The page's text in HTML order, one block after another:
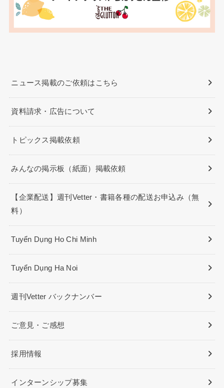
ニュース掲載のご依頼はこちら
資料請求・広告について
トピックス掲載依頼
みんなの掲示板（紙面）掲載依頼
【企業配送】週刊Vetter・書籍各種の配送お申込み（無
料）
Tuyển Dụng Ho Chi Minh
Tuyển Dụng Ha Noi
週刊Vetter バックナンバー
ご意見・ご感想
採用情報
インターンシップ募集